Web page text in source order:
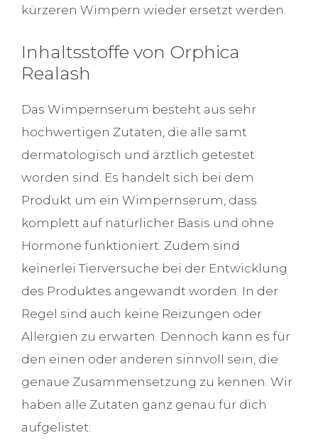
kürzeren Wimpern wieder ersetzt werden.
Inhaltsstoffe von Orphica
Realash
Das Wimpernserum besteht aus sehr
hochwertigen Zutaten, die alle samt
dermatologisch und ärztlich getestet
worden sind. Es handelt sich bei dem
Produkt um ein Wimpernserum, dass
komplett auf natürlicher Basis und ohne
Hormone funktioniert. Zudem sind
keinerlei Tierversuche bei der Entwicklung
des Produktes angewandt worden. In der
Regel sind auch keine Reizungen oder
Allergien zu erwarten. Dennoch kann es für
den einen oder anderen sinnvoll sein, die
genaue Zusammensetzung zu kennen. Wir
haben alle Zutaten ganz genau für dich
aufgelistet: